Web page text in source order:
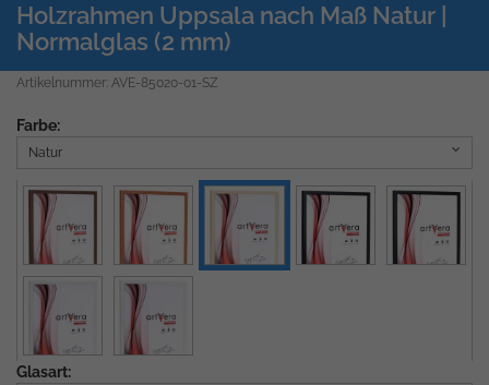
Holzrahmen Uppsala nach Maß Natur |
Normalglas (2 mm)
Artikelnummer: AVE-85020-01-SZ
Farbe:
Natur
Glasart: